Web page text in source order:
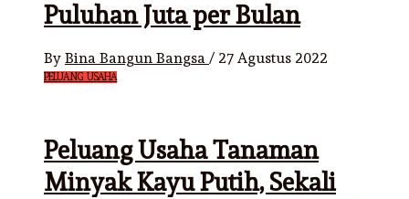
Puluhan Juta per Bulan
By Bina Bangun Bangsa / 27 Agustus 2022
PELUANG USAHA
Peluang Usaha Tanaman
Minyak Kayu Putih, Sekali